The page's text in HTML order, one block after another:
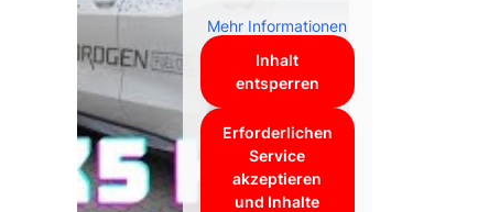
Mehr Informationen
Inhalt
entsperren
Erforderlichen
Service
akzeptieren
und Inhalte